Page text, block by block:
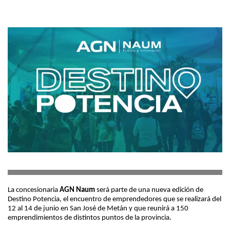
La concesionaria AGN Naum será parte de una nueva edición de
Destino Potencia, el encuentro de emprendedores que se realizará del
12 al 14 de junio en San José de Metán y que reunirá a 150
emprendimientos de distintos puntos de la provincia.